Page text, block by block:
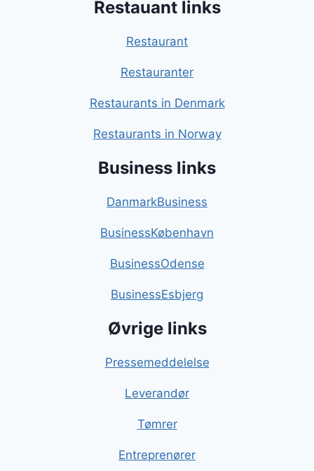
Restauant links
Restaurant
Restauranter
Restaurants in Denmark
Restaurants in Norway
Business links
DanmarkBusiness
BusinessKøbenhavn
BusinessOdense
BusinessEsbjerg
Øvrige links
Pressemeddelelse
Leverandør
Tømrer
Entreprenører